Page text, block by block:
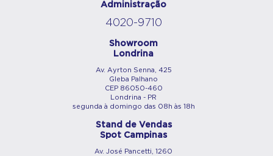
Administração
4020-9710
Showroom
Londrina
Av. Ayrton Senna, 425
Gleba Palhano
CEP 86050-460
Londrina - PR
segunda à domingo das 08h às 18h
Stand de Vendas
Spot Campinas
Av. José Pancetti, 1260